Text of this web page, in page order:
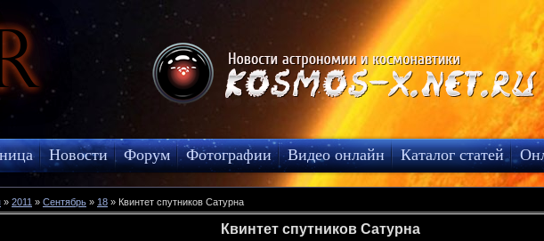
Новости Форум Фотографии Видео онлайн Каталог статей
» 2011 » Сентябрь » 18 » Квинтет спутников Сатурна
Квинтет спутников Сатурна